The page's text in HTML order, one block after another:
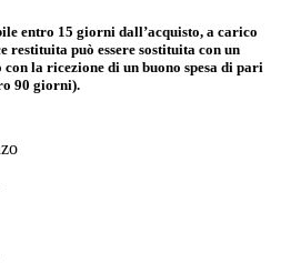
entro 15 giorni dall’acquisto, a carico
restituita può essere sostituita con un
la ricezione di un buono spesa di pari
90 giorni).